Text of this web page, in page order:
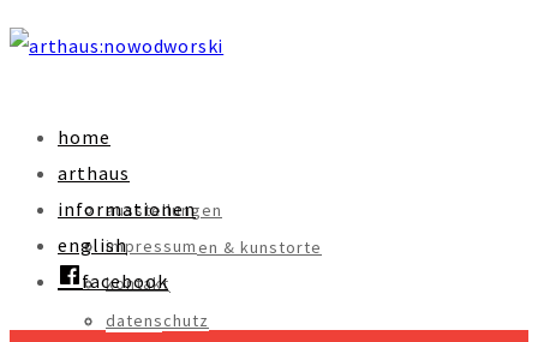
home
arthaus
ausstellungen
installationen & kunstorte
objekte
videos
informationen
impressum
kontakt
datenschutz
english
facebook